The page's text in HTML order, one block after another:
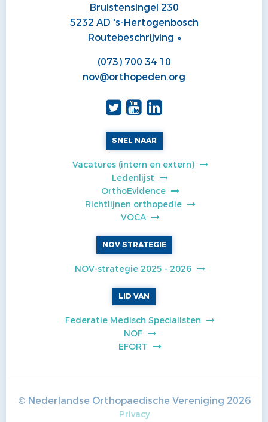
Bruistensingel 230
5232 AD 's-Hertogenbosch
Routebeschrijving »
(073) 700 34 10
nov@orthopeden.org
SNEL NAAR
Vacatures (intern en extern)
Ledenlijst
OrthoEvidence
Richtlijnen orthopedie
VOCA
NOV STRATEGIE
NOV-strategie 2025 - 2026
LID VAN
Federatie Medisch Specialisten
NOF
EFORT
© Nederlandse Orthopaedische Vereniging 2026
Privacy